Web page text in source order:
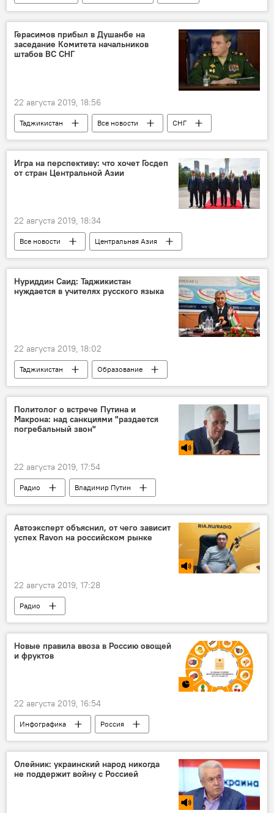
убийство
Таджикистан
Герасимов прибыл в Душанбе на
заседание Комитета начальников
штабов ВС СНГ
22 августа 2019, 18:56
Таджикистан Все новости
СНГ
Новости Душанбе
Игра на перспективу: что хочет Госдеп
от стран Центральной Азии
22 августа 2019, 18:34
Все новости
Центральная Азия
США
Дональд Трамп
Узбекистан
Таджикистан
Нуриддин Саид: Таджикистан
нуждается в учителях русского языка
22 августа 2019, 18:02
Таджикистан
Образование
Все новости
учителя
русский язык
школа
Политолог о встрече Путина и
Макрона: над санкциями "раздается
погребальный звон"
22 августа 2019, 17:54
Радио
Владимир Путин
Эмманюэль Макрон
санкции
Автоэксперт объяснил, от чего зависит
успех Ravon на российском рынке
22 августа 2019, 17:28
Радио
Новые правила ввоза в Россию овощей
и фруктов
22 августа 2019, 16:54
Инфографика Россия
Олейник: украинский народ никогда
не поддержит войну с Россией